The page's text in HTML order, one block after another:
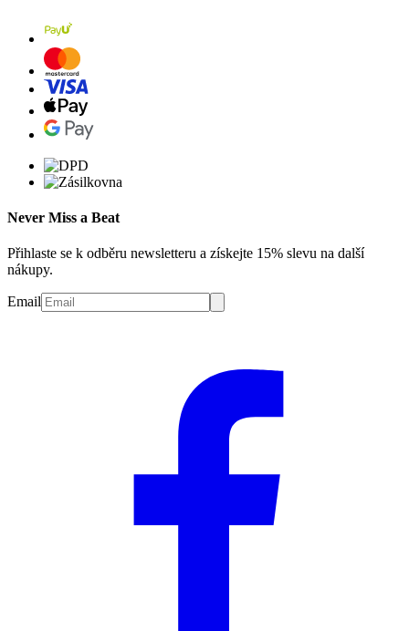
Never Miss a Beat
Přihlaste se k odběru newsletteru a získejte 15% slevu na další
nákupy.
Email